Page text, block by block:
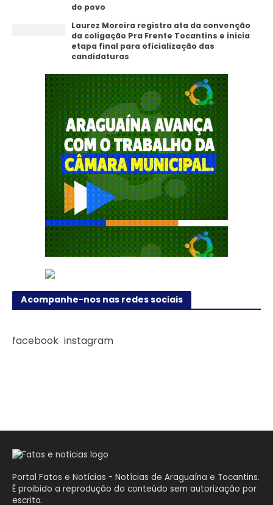
do povo
Laurez Moreira registra ata da convenção
da coligação Pra Frente Tocantins e inicia
etapa final para oficialização das
candidaturas
Acompanhe-nos nas redes sociais
facebook instagram
Portal Fatos e Notícias - Notícias de Araguaína e Tocantins.
É proibido a reprodução do conteúdo sem autorização por
escrito.